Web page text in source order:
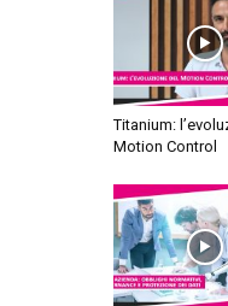
Titanium:
Motion Control